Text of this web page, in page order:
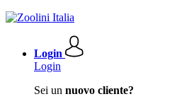
Login
Login
Sei un nuovo cliente?